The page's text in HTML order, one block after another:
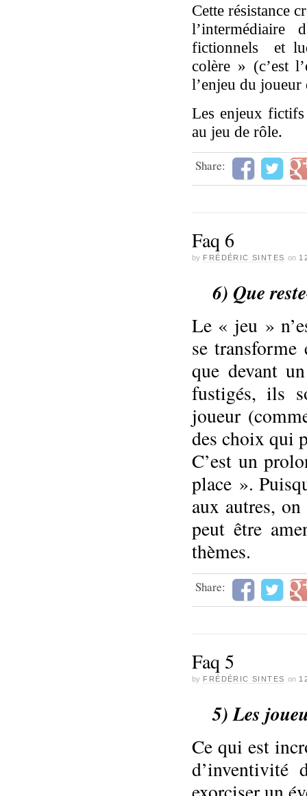
Cette résistance
fictionnels et
colère » (c’est
l’enjeu du joueur
Les enjeux fictifs
au jeu de rôle.
Share:
Faq 6
by FRÉDÉRIC SINTES on
6) Que
Le « jeu »
se
que devant
fustigés, ils
joueur
des choix qui
C’est un
place ».
aux autres,
peut être
thèmes.
Share:
Faq 5
by FRÉDÉRIC SINTES on
5) Les
Ce qui est
d’inventivité